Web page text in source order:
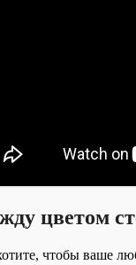
цветом
чтобы ваше